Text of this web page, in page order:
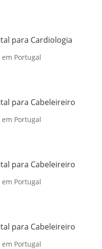
para Cardiologia
Portugal
para Cabeleireiro
Portugal
para Cabeleireiro
Portugal
para Cabeleireiro
Portugal